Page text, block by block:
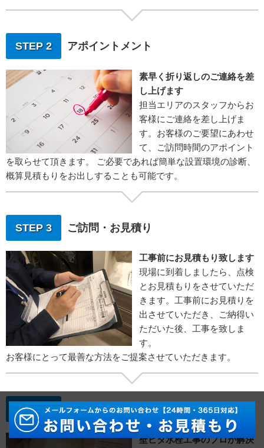
STEP 2 アポイントメント
素早く折り返しのご連絡を差
し上げます
担当エリアのスタッフからお
客様にご連絡を差し上げま
す。お客様のご要望にあわせ
て、ご訪問時間のアポイント
を取らせて頂きます。 ご必要であれば簡単な設置環境の診断、
概算見積もりをお出しすることも可能です。
STEP 3 ご訪問・お見積り
工事前にお見積もり致します
現場に到着しましたら、点検
とお見積もりをさせていただ
きます。工事前にお見積りを
出させていただき、ご納得い
ただいた後、工事を致しま
す。
お客様にとって最善な方法をご提案させていただきます。
STEP 4 水栓取り付け工事
壁ピタ水栓工事のプロが解決